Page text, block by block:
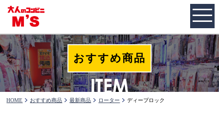
おすすめ商品
HOME おすすめ商品 最新商品 ローター ディープロック